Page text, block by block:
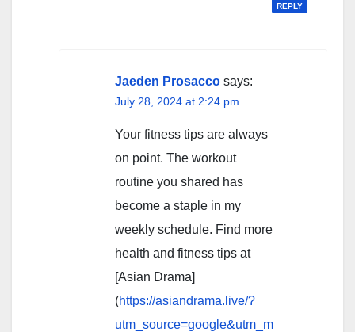
REPLY
Jaeden Prosacco says:
July 28, 2024 at 2:24 pm
Your fitness tips are always
on point. The workout
routine you shared has
become a staple in my
weekly schedule. Find more
health and fitness tips at
[Asian Drama]
(https://asiandrama.live/?
utm_source=google&utm_m